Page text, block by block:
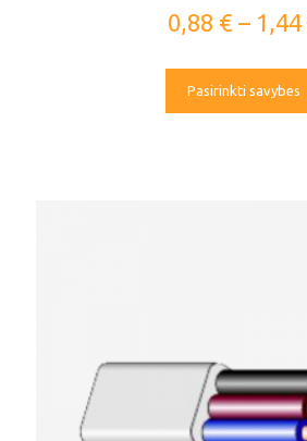
0,88 €– 1,44
Pasirinkti savybes